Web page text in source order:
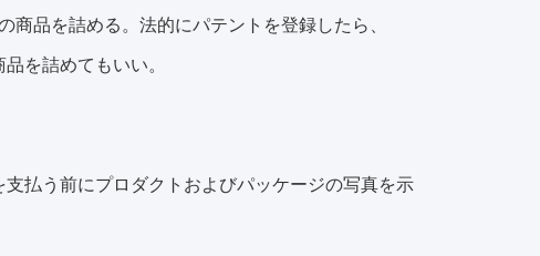
品を詰める。法的にパテントを登録したら、
を詰めてもいい。
払う前にプロダクトおよびパッケージの写真を示